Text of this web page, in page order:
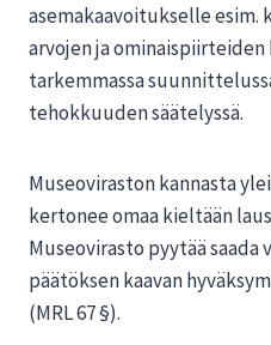
asemakaavoitukselle
arvojen ja
tarkemmassa
tehokkuuden säätelyssä.
Museoviraston kannasta
kertonee omaa kieltään
Museovirasto pyytää
päätöksen kaavan
(MRL 67 §).